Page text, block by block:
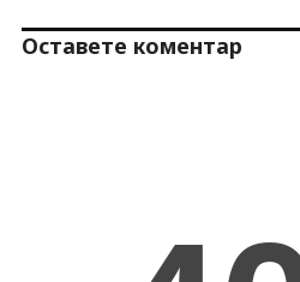
Оставете коментар